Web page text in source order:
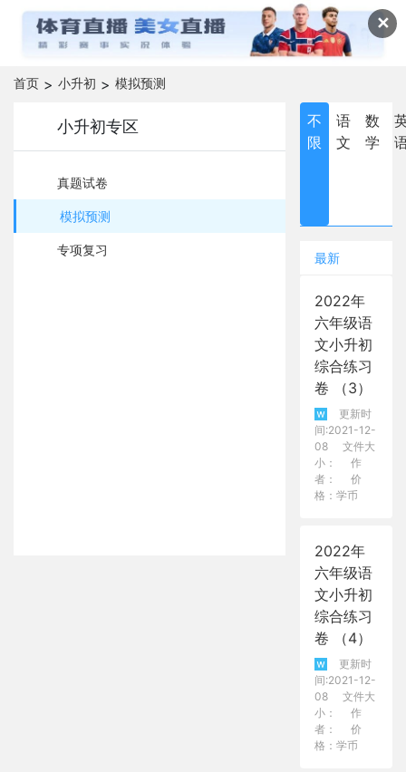
✕
首页 > 小升初 > 模拟预测
小升初专区
真题试卷
模拟预测
专项复习
不
限
语
文
数
学
最新
2022年
六年级语
文小升初
综合练习
卷 （3）
更新时
间:2021-12-
08
文件大
小：
作
者：
价
格：学币
2022年
六年级语
文小升初
综合练习
卷 （4）
更新时
间:2021-12-
08
文件大
小：
作
者：
价
格：学币